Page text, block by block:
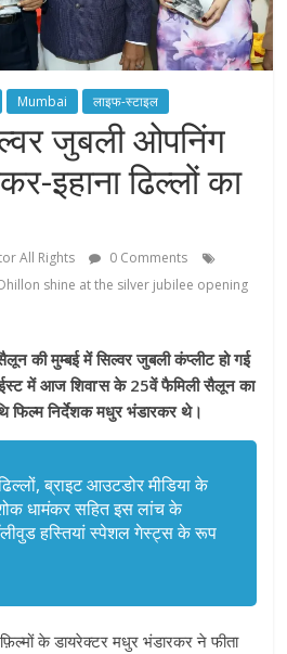
Mumbai लाइफ-स्टाइल
जुबली ओपनिंग
इहाना ढिल्लों का
All Rights
0 Comments
shine at the silver jubilee opening
की मुम्बई में सिल्वर जुबली कंप्लीट हो गई
ईस्ट में आज शिवा’स के 25वें फैमिली सैलून का
फिल्म निर्देशक मधुर भंडारकर थे।
ब्राइट आउटडोर मीडिया के
धामंकर सहित इस लांच के
हस्तियां स्पेशल गेस्ट्स के रूप
के डायरेक्टर मधुर भंडारकर ने फीता